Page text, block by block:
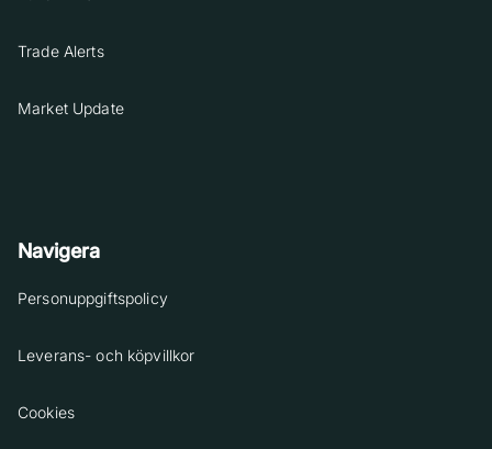
Trade Alerts
Market Update
Navigera
Personuppgiftspolicy
Leverans- och köpvillkor
Cookies